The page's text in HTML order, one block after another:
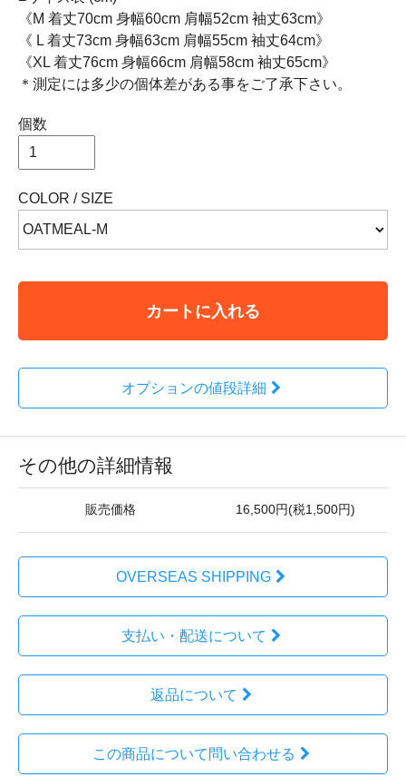
《M 着丈70cm 身幅60cm 肩幅52cm 袖丈63cm》
《 L 着丈73cm 身幅63cm 肩幅55cm 袖丈64cm》
《XL 着丈76cm 身幅66cm 肩幅58cm 袖丈65cm》
＊測定には多少の個体差がある事をご了承下さい。
個数
COLOR / SIZE
カートに入れる
オプションの値段詳細
その他の詳細情報
販売価格 16,500円(税1,500円)
OVERSEAS SHIPPING
支払い・配送について
返品について
この商品について問い合わせる